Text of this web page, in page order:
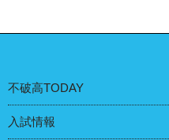
シ
ン
不破高TODAY
入試情報